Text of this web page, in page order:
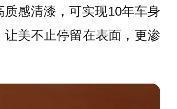
感清漆，可实现10年车身
美不止停留在表面，更渗